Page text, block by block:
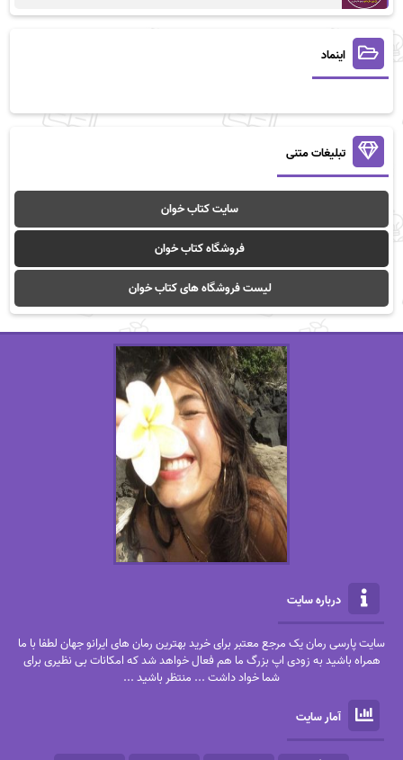
اینماد
تبلیغات متنی
سایت کتاب خوان
فروشگاه کتاب خوان
لیست فروشگاه های کتاب خوان
درباره سایت
سایت پارسی رمان یک مرجع معتبر برای خرید بهترین رمان های ایرانو جهان لطفا با ما
همراه باشید به زودی اپ بزرگ ما هم فعال خواهد شد که امکانات بی نظیری برای
شما خواد داشت ... منتظر باشید ...
آمار سایت